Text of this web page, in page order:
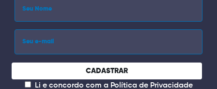
CADASTRAR
Li e concordo com a Política de Privacidade